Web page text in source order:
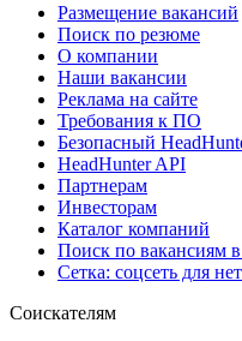
Размещение вакансий
Поиск по резюме
О компании
Наши вакансии
Реклама на сайте
Требования к ПО
Безопасный
HeadHunter API
Партнерам
Инвесторам
Каталог компаний
Поиск по вакансиям
Сетка: соцсеть для
Соискателям